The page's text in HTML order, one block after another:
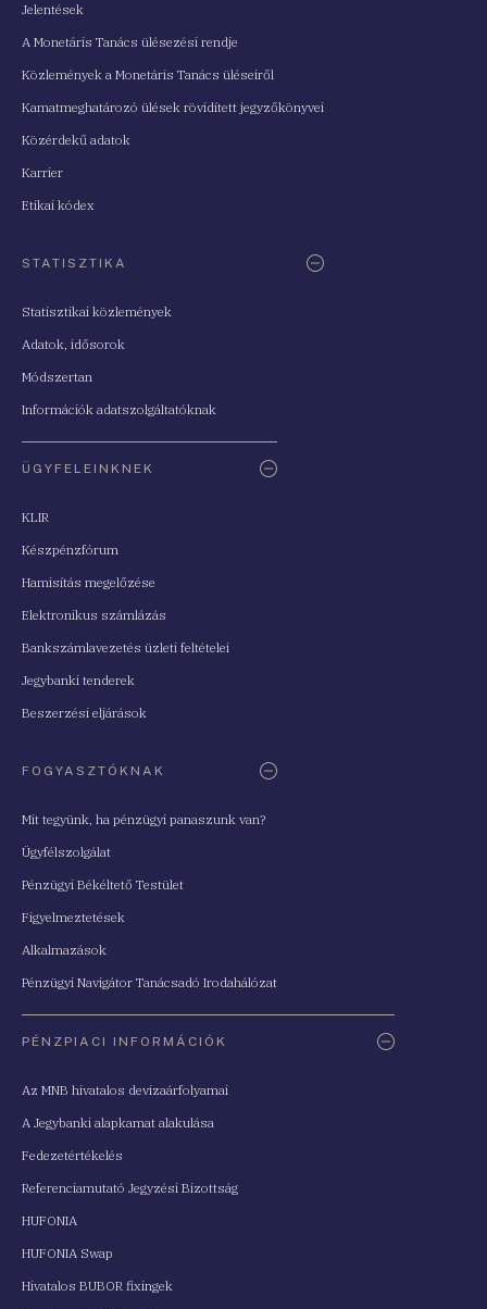
Jelentések
A Monetáris Tanács ülésezési rendje
Közlemények a Monetáris Tanács üléseiről
Kamatmeghatározó ülések rövidített jegyzőkönyvei
Közérdekű adatok
Karrier
Etikai kódex
STATISZTIKA
Statisztikai közlemények
Adatok, idősorok
Módszertan
Információk adatszolgáltatóknak
ÜGYFELEINKNEK
KLIR
Készpénzfórum
Hamisítás megelőzése
Elektronikus számlázás
Bankszámlavezetés üzleti feltételei
Jegybanki tenderek
Beszerzési eljárások
FOGYASZTÓKNAK
Mit tegyünk, ha pénzügyi panaszunk van?
Ügyfélszolgálat
Pénzügyi Békéltető Testület
Figyelmeztetések
Alkalmazások
Pénzügyi Navigátor Tanácsadó Irodahálózat
PÉNZPIACI INFORMÁCIÓK
Az MNB hivatalos devizaárfolyamai
A Jegybanki alapkamat alakulása
Fedezetértékelés
Referenciamutató Jegyzési Bizottság
HUFONIA
HUFONIA Swap
Hivatalos BUBOR fixingek